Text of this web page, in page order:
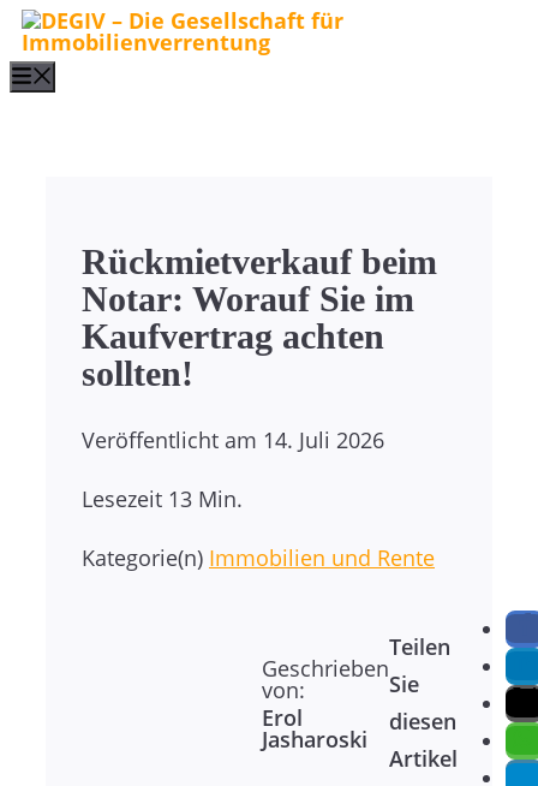
Zum
Inhalt
springen
Rückmietverkauf beim
Notar: Worauf Sie im
Kaufvertrag achten
sollten!
Veröffentlicht am 14. Juli 2026
Lesezeit 13 Min.
Kategorie(n) Immobilien und Rente
Geschrieben
von:
Erol
Jasharoski
Teilen
Sie
diesen
Artikel